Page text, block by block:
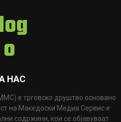
НАС
е трговско друштво основано
на Македоски Медиа Сервис е
содржини, кои се објавуваат